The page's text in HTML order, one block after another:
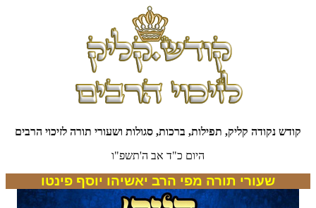
קודש נקודה קליק, תפילות, ברכות, סגולות ושעורי תורה לזיכוי הרבים
היום כ"ד אב ה'תשפ"ו
שעורי תורה מפי הרב יאשיהו יוסף פינטו